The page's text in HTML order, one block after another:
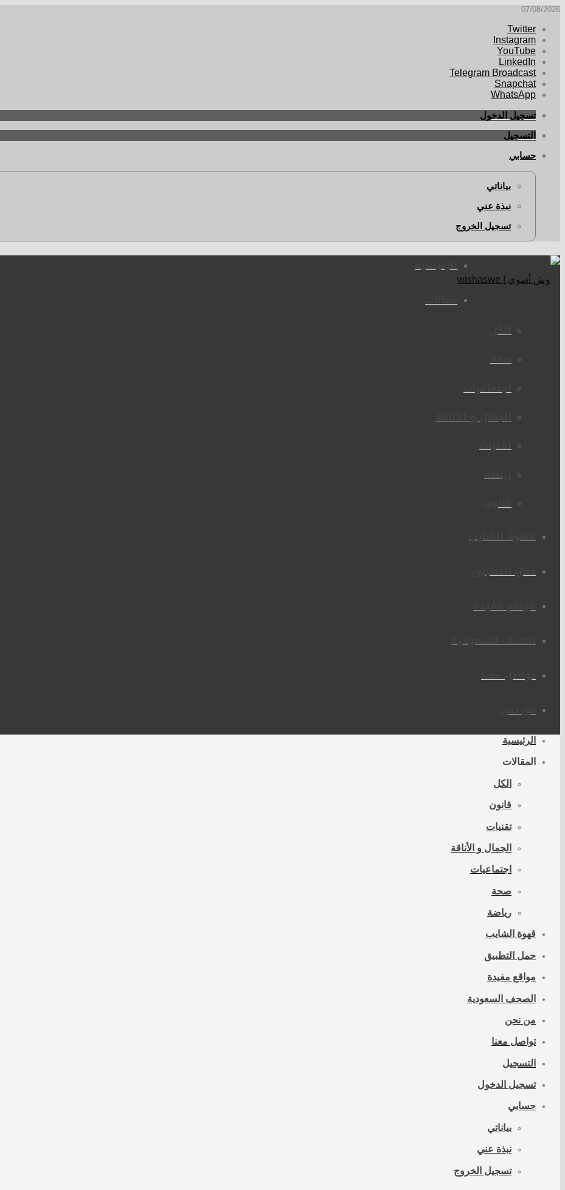
07/08/2026
Twitter
Instagram
YouTube
LinkedIn
Telegram Broadcast
Snapchat
WhatsApp
تسجيل الدخول
التسجيل
حسابي
بياناتي
نبذة عني
تسجيل الخروج
الرئيسية
مقالات
الكل
صحة
اجتماعيات
الجمال و الأناقة
تقنيات
رياضة
قانون
قهوة الشايب
حمل التطبيق
مواقع مفيدة
الصحف السعودية
تواصل معنا
من نحن
الرئيسية
المقالات
الكل
قانون
تقنيات
الجمال و الأناقة
اجتماعيات
صحة
رياضة
قهوة الشايب
حمل التطبيق
مواقع مفيدة
الصحف السعودية
من نحن
تواصل معنا
التسجيل
تسجيل الدخول
حسابي
بياناتي
نبذة عني
تسجيل الخروج